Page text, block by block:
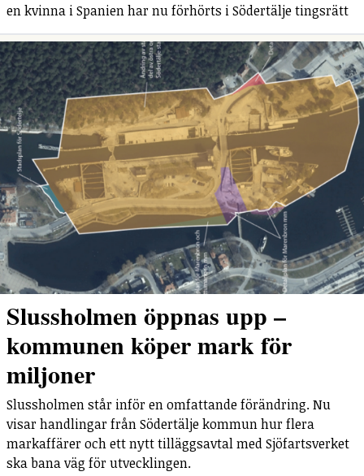
en kvinna i Spanien har nu förhörts i Södertälje tingsrätt
Slussholmen öppnas upp –
kommunen köper mark för
miljoner
Slussholmen står inför en omfattande förändring. Nu
visar handlingar från Södertälje kommun hur flera
markaffärer och ett nytt tilläggsavtal med Sjöfartsverket
ska bana väg för utvecklingen.